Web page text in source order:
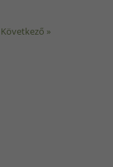
Következő »